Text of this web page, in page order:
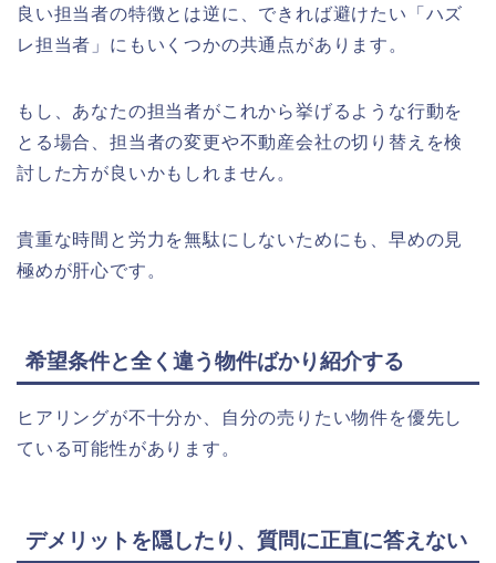
良い担当者の特徴とは逆に、できれば避けたい「ハズ
レ担当者」にもいくつかの共通点があります。
もし、あなたの担当者がこれから挙げるような行動を
とる場合、担当者の変更や不動産会社の切り替えを検
討した方が良いかもしれません。
貴重な時間と労力を無駄にしないためにも、早めの見
極めが肝心です。
希望条件と全く違う物件ばかり紹介する
ヒアリングが不十分か、自分の売りたい物件を優先し
ている可能性があります。
デメリットを隠したり、質問に正直に答えない